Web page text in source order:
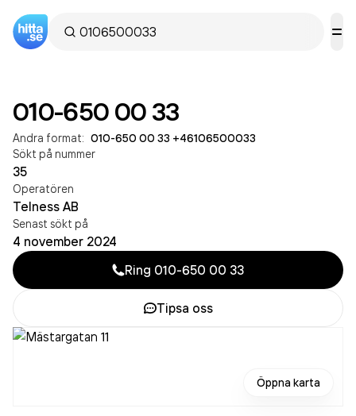
010-650 00 33
Andra format: 010-650 00 33 +46106500033
Sökt på nummer
35
Operatören
Telness AB
Senast sökt på
4 november 2024
Ring 010-650 00 33
Tipsa oss
Öppna karta